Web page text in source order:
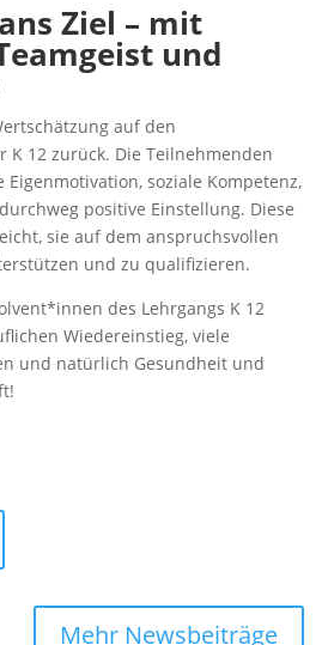
Ziel – mit
und
auf den
K 12 zurück. Die Teilnehmenden
soziale Kompetenz,
positive Einstellung. Diese
sie auf dem anspruchsvollen
und zu qualifizieren.
des Lehrgangs K 12
Wiedereinstieg, viele
und natürlich Gesundheit und
Mehr Newsbeiträge